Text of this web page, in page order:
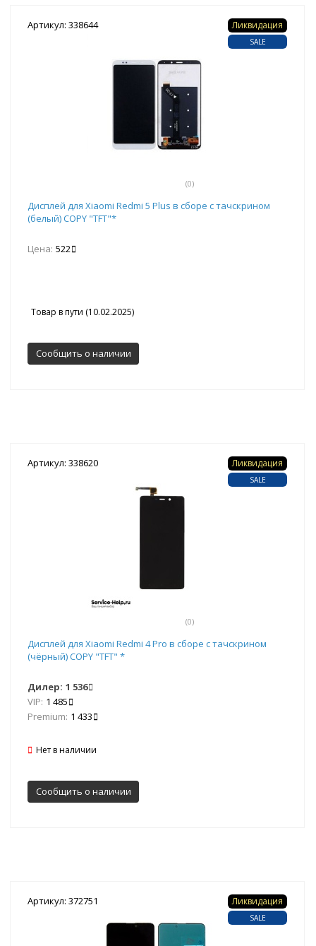
Артикул: 338644
(0)
Ликвидация
SALE
Дисплей для Xiaomi Redmi 5 Plus в сборе с тачскрином
(белый) COPY "TFT"*
Цена: 522
Товар в пути (10.02.2025)
Сообщить о наличии
Артикул: 338620
(0)
Ликвидация
SALE
Дисплей для Xiaomi Redmi 4 Pro в сборе с тачскрином
(чёрный) COPY "TFT" *
Дилер: 1 536
VIP: 1 485
Premium: 1 433
Нет в наличии
Сообщить о наличии
Артикул: 372751 Ликвидация
SALE